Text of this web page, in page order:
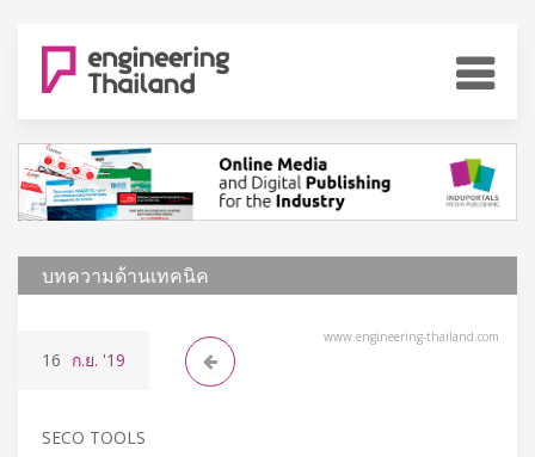
บทความด้านเทคนิค
www.engineering-thailand.com
16 ก.ย. '19
SECO TOOLS